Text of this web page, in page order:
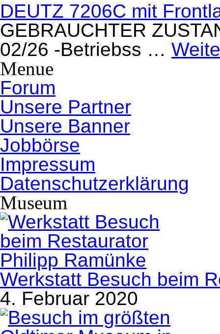
DEUTZ 7206C mit
GEBRAUCHTER
02/26 -Betriebss …
Menue
Forum
Unsere Partner
Unsere Banner
Jobbörse
Impressum
Datenschutzerklärung
Museum
Werkstatt Besuch beim
4. Februar 2020